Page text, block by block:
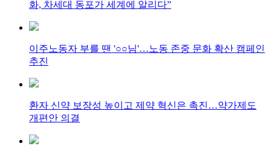
화, 차세대 동포가 세계에 알리다”
이주노동자 부를 땐 '○○님'…노동 존중 문화 확산 캠페인
추진
환자 신약 보장성 높이고 제약 혁신은 촉진…약가제도
개편안 의결